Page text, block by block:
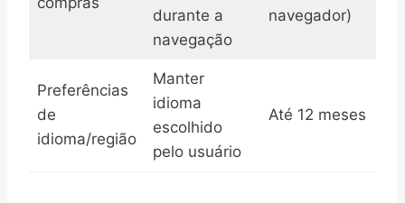
durante a
navegação
navegador)
Preferências
de
idioma/região
Manter
idioma
escolhido
pelo usuário
Até 12 meses